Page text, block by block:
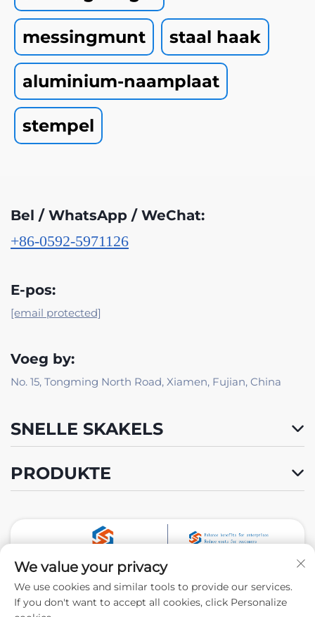
messingmunt staal haak
aluminium-naamplaat
stempel
Bel / WhatsApp / WeChat:
+86-0592-5971126
E-pos:
[email protected]
Voeg by:
No. 15, Tongming North Road, Xiamen, Fujian, China
SNELLE SKAKELS
PRODUKTE
Volg Ons
We value your privacy
We use cookies and similar tools to provide our services.
If you don't want to accept all cookies, click Personalize